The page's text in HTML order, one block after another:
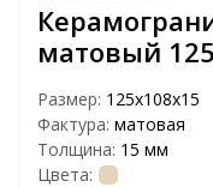
матовый
Размер: 125x108x15
Фактура: матовая
Толщина: 15 мм
Цвета: